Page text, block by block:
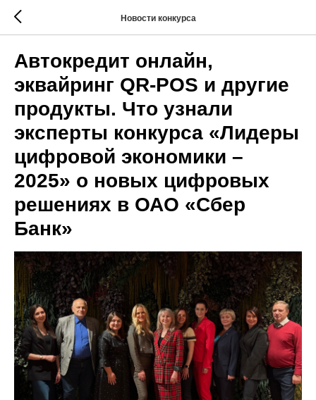
Новости конкурса
Автокредит онлайн,
эквайринг QR-POS и другие
продукты. Что узнали
эксперты конкурса «Лидеры
цифровой экономики –
2025» о новых цифровых
решениях в ОАО «Сбер
Банк»